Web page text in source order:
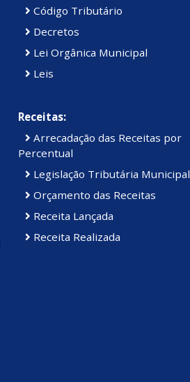
Código Tributário
Decretos
Lei Orgânica Municipal
Leis
Receitas:
Arrecadação das Receitas por
Percentual
Legislação Tributária Municipal
Orçamento das Receitas
Receita Lançada
Receita Realizada